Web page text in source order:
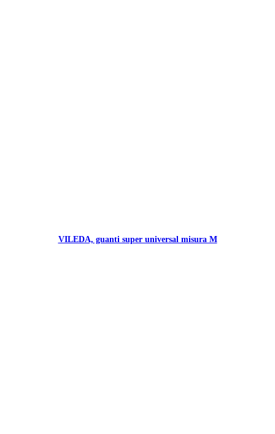
VILEDA, guanti super universal misura M